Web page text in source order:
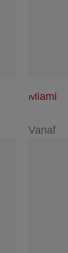
Miami
Vanaf